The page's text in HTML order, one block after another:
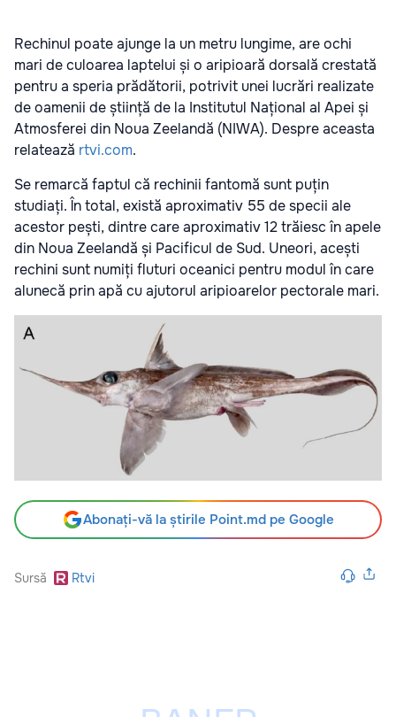
Rechinul poate ajunge la un metru lungime, are ochi
mari de culoarea laptelui și o aripioară dorsală crestată
pentru a speria prădătorii, potrivit unei lucrări realizate
de oamenii de știință de la Institutul Național al Apei și
Atmosferei din Noua Zeelandă (NIWA). Despre aceasta
relatează rtvi.com.
Se remarcă faptul că rechinii fantomă sunt puțin
studiați. În total, există aproximativ 55 de specii ale
acestor pești, dintre care aproximativ 12 trăiesc în apele
din Noua Zeelandă și Pacificul de Sud. Uneori, acești
rechini sunt numiți fluturi oceanici pentru modul în care
alunecă prin apă cu ajutorul aripioarelor pectorale mari.
Abonați-vă la știrile Point.md pe Google
Sursă Rtvi